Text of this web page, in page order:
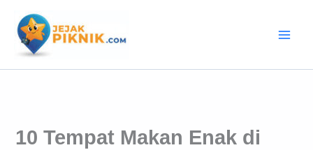
konten
10 Tempat Makan Enak di